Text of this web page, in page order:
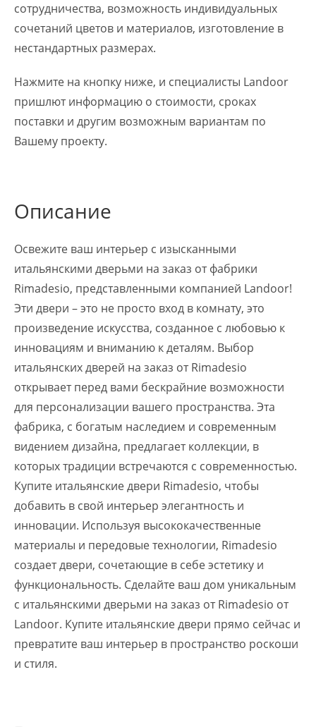
сотрудничества, возможность индивидуальных
сочетаний цветов и материалов, изготовление в
нестандартных размерах.
Нажмите на кнопку ниже, и специалисты Landoor
пришлют информацию о стоимости, сроках
поставки и другим возможным вариантам по
Вашему проекту.
Описание
Освежите ваш интерьер с изысканными
итальянскими дверьми на заказ от фабрики
Rimadesio, представленными компанией Landoor!
Эти двери – это не просто вход в комнату, это
произведение искусства, созданное с любовью к
инновациям и вниманию к деталям. Выбор
итальянских дверей на заказ от Rimadesio
открывает перед вами бескрайние возможности
для персонализации вашего пространства. Эта
фабрика, с богатым наследием и современным
видением дизайна, предлагает коллекции, в
которых традиции встречаются с современностью.
Купите итальянские двери Rimadesio, чтобы
добавить в свой интерьер элегантность и
инновации. Используя высококачественные
материалы и передовые технологии, Rimadesio
создает двери, сочетающие в себе эстетику и
функциональность. Сделайте ваш дом уникальным
с итальянскими дверьми на заказ от Rimadesio от
Landoor. Купите итальянские двери прямо сейчас и
превратите ваш интерьер в пространство роскоши
и стиля.